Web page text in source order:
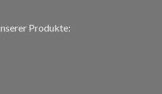
Produkte: